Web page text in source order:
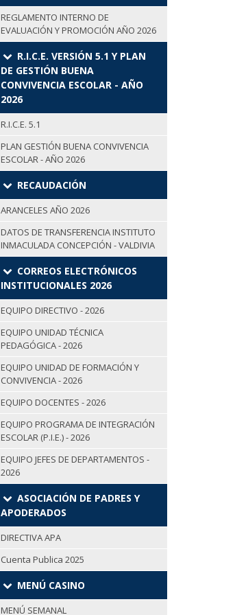
REGLAMENTO INTERNO DE
EVALUACIÓN Y PROMOCIÓN AÑO 2026
R.I.C.E. VERSIÓN 5.1 Y PLAN
DE GESTIÓN BUENA
CONVIVENCIA ESCOLAR - AÑO
2026
R.I.C.E. 5.1
PLAN GESTIÓN BUENA CONVIVENCIA
ESCOLAR - AÑO 2026
RECAUDACIÓN
ARANCELES AÑO 2026
DATOS DE TRANSFERENCIA INSTITUTO
INMACULADA CONCEPCIÓN - VALDIVIA
CORREOS ELECTRÓNICOS
INSTITUCIONALES 2026
EQUIPO DIRECTIVO - 2026
EQUIPO UNIDAD TÉCNICA
PEDAGÓGICA - 2026
EQUIPO UNIDAD DE FORMACIÓN Y
CONVIVENCIA - 2026
EQUIPO DOCENTES - 2026
EQUIPO PROGRAMA DE INTEGRACIÓN
ESCOLAR (P.I.E.) - 2026
EQUIPO JEFES DE DEPARTAMENTOS -
2026
ASOCIACIÓN DE PADRES Y
APODERADOS
DIRECTIVA APA
Cuenta Publica 2025
MENÚ CASINO
MENÚ SEMANAL